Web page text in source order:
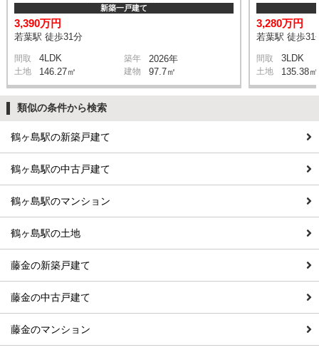
新築一戸建て
3,390万円
若葉駅 徒歩31分
間取 4LDK 築年 2026年
土地 146.27㎡ 建物 97.7㎡
3,280万円
若葉駅 徒歩31
間取 3LDK
土地 135.38㎡
類似の条件から検索
鶴ヶ島駅の新築戸建て
鶴ヶ島駅の中古戸建て
鶴ヶ島駅のマンション
鶴ヶ島駅の土地
藤金の新築戸建て
藤金の中古戸建て
藤金のマンション